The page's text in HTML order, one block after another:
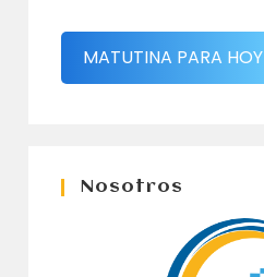
MATUTINA PARA HOY
Nosotros